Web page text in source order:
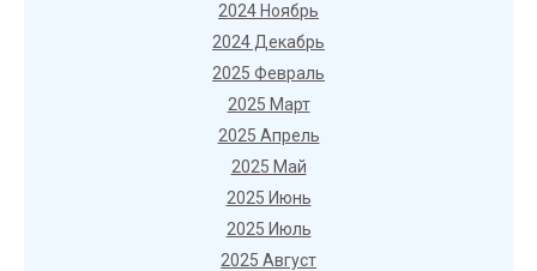
2024 Ноябрь
2024 Декабрь
2025 Февраль
2025 Март
2025 Апрель
2025 Май
2025 Июнь
2025 Июль
2025 Август